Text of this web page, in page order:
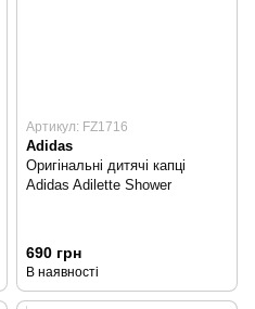
Артикул: FZ1716
Adidas
Оригінальні дитячі капці
Adidas Adilette Shower
690 грн
В наявності